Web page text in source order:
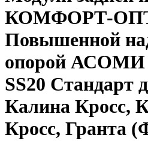
КОМФОРТ-
Повышенной
опорой АСОМИ
SS20
Калина Кросс,
Кросс, Гранта